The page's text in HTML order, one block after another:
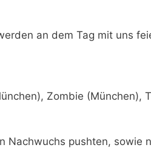
an dem Tag mit uns
Zombie (München),
Nachwuchs pushten, sowie